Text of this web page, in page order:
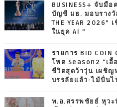
BUSINESS+ จับมื
บัญชี มธ. มอบรางวัล
THE YEAR 2026”
ในยุค AI ”
รายการ BID COIN
โหด Season2 “เ
ชีวิตสุดว้าวุ่น เผชิ
บรรลัยแล้ว-ไม้ปั่นไ
พ.อ.สรรพชัยย์ หุวะ